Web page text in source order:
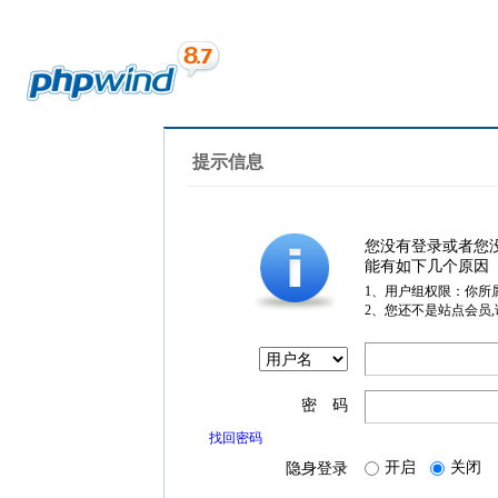
提示信息
您没有登录或者您
能有如下几个原因
1、用户组权限：你所
2、您还不是站点会员
密 码
找回密码
隐身登录 开启 关闭